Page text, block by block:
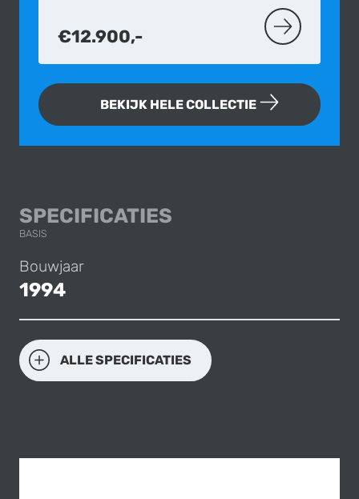
€12.900,- MEER OVER
BEKIJK HELE COLLECTIE
SPECIFICATIES
BASIS
Bouwjaar
1994
ALLE SPECIFICATIES